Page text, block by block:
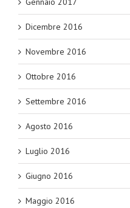
Dicembre 2016
Novembre 2016
Ottobre 2016
Settembre 2016
Agosto 2016
Luglio 2016
Giugno 2016
Maggio 2016